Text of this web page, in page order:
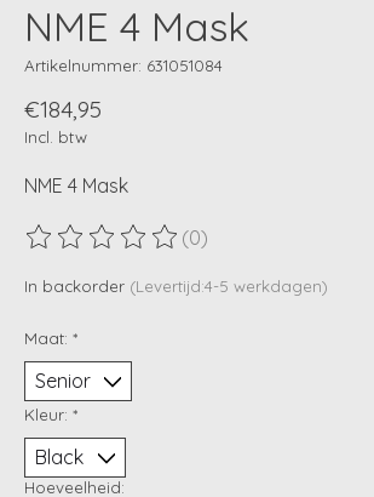
NME 4 Mask
Artikelnummer: 631051084
€184,95
Incl. btw
NME 4 Mask
De beoordeling van dit product is
(0)
In backorder (Levertijd:4-5 werkdagen)
Maat: *
Kleur: *
Hoeveelheid: